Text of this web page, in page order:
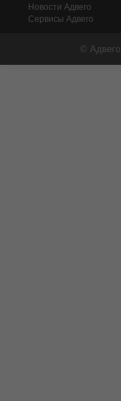
Новости Адвего
Сервисы Адвего
©